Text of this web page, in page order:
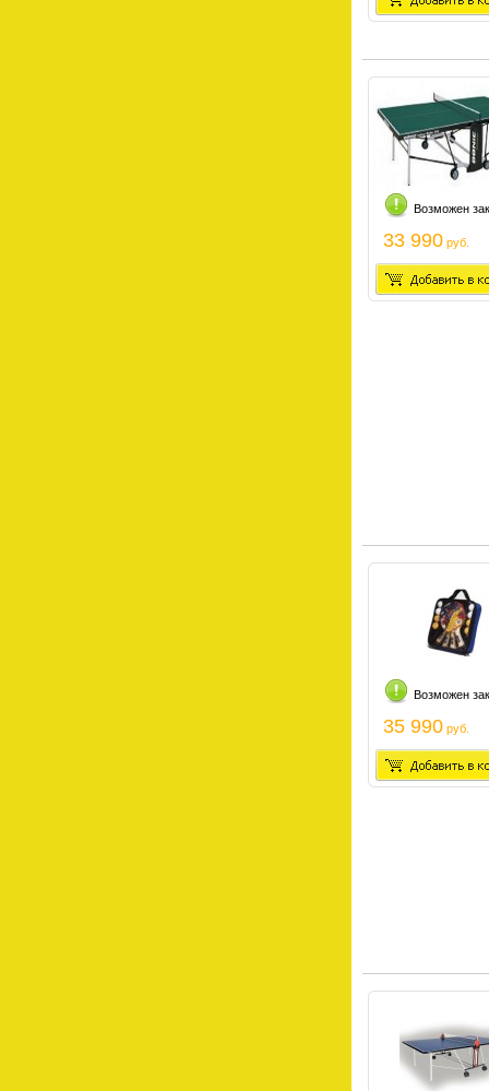
Возможен
33 990 руб.
Возможен
35 990 руб.